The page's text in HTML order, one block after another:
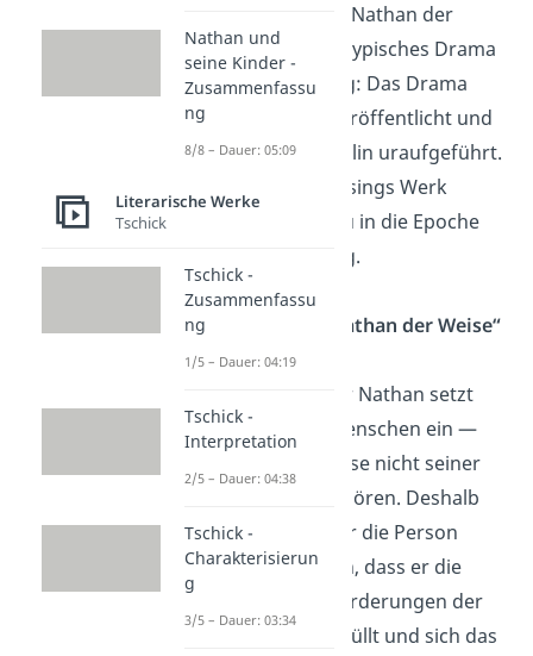
„Nathan der
Weise“ ist ein typisches Drama
der Aufklärung: Das Drama
1779 veröffentlicht und
am 1783 in Berlin uraufgeführt.
Damit fällt Lessings Werk
ziemlich genau in die Epoche
der Aufklärung.
Warum ist „Nathan der Weise“
aufklärerisch?
Die Hauptfigur Nathan setzt
sich für alle Menschen ein —
auch wenn diese nicht seiner
Religion angehören. Deshalb
kann man über die Person
Nathans sagen, dass er die
wichtigsten Forderungen der
Aufklärung erfüllt und sich das
Nathan und
seine Kinder -
Zusammenfassu
ng
8/8 – Dauer: 05:09
Literarische Werke
Tschick
Tschick -
Zusammenfassu
ng
1/5 – Dauer: 04:19
Tschick -
Interpretation
2/5 – Dauer: 04:38
Tschick -
Charakterisierun
g
3/5 – Dauer: 03:34